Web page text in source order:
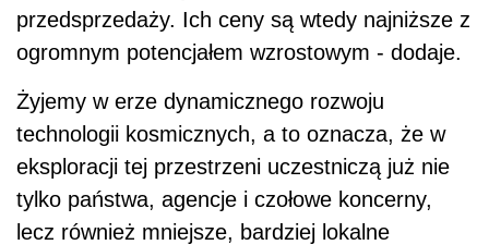
przedsprzedaży. Ich ceny są wtedy najniższe z
ogromnym potencjałem wzrostowym - dodaje.
Żyjemy w erze dynamicznego rozwoju
technologii kosmicznych, a to oznacza, że w
eksploracji tej przestrzeni uczestniczą już nie
tylko państwa, agencje i czołowe koncerny,
lecz również mniejsze, bardziej lokalne